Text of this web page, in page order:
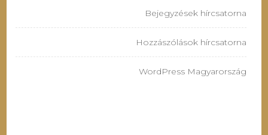
Bejegyzések hírcsatorna
Hozzászólások hírcsatorna
WordPress Magyarország